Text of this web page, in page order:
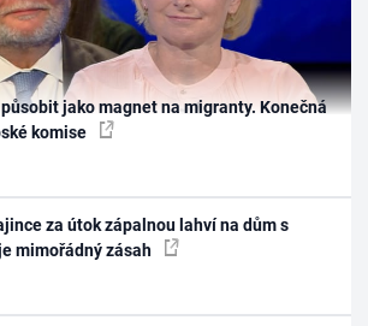
jako magnet na migranty. Konečná
komise
za útok zápalnou lahví na dům s
mimořádný zásah